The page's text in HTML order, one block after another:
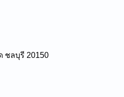
ชลบุรี 20150